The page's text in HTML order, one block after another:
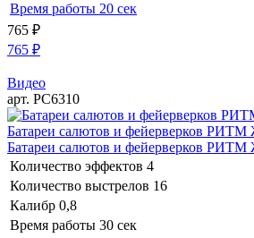
Время работы 20 сек
765 ₽
765 ₽
Видео
арт. РС6310
Батареи салютов и фейерверков
Батареи салютов и фейерверков
Количество эффектов 4
Количество выстрелов 16
Калибр 0,8
Время работы 30 сек